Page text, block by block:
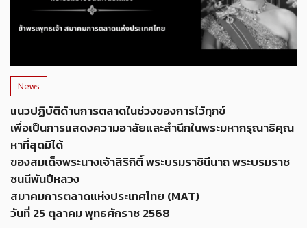
News
แนวปฏิบัติด้านการตลาดในช่วงของการไว้ทุกข์
เพื่อเป็นการแสดงความอาลัยและสำนึกในพระมหากรุณาธิคุณ
หาที่สุดมิได้
ของสมเด็จพระนางเจ้าสิริกิติ์ พระบรมราชินีนาถ พระบรมราช
ชนนีพันปีหลวง
สมาคมการตลาดแห่งประเทศไทย (MAT)
วันที่ 25 ตุลาคม พุทธศักราช 2568